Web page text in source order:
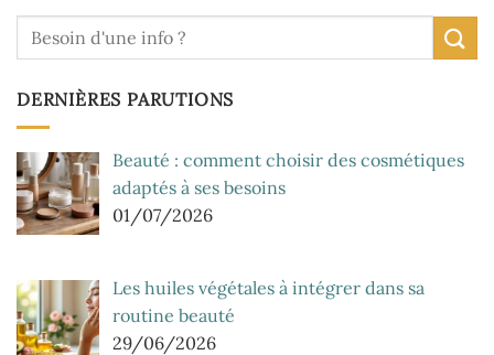
DERNIÈRES PARUTIONS
Beauté : comment choisir des cosmétiques
adaptés à ses besoins
01/07/2026
Les huiles végétales à intégrer dans sa
routine beauté
29/06/2026